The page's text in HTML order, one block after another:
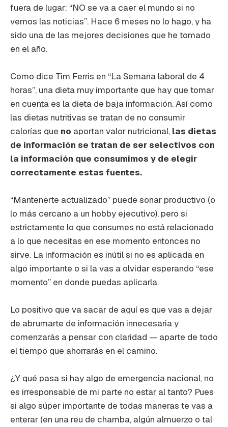
fuera de lugar: “NO se va a caer el mundo si no
vemos las noticias”. Hace 6 meses no lo hago, y ha
sido una de las mejores decisiones que he tomado
en el año.
Como dice Tim Ferris en “La Semana laboral de 4
horas”, una dieta muy importante que hay que tomar
en cuenta es la dieta de baja información. Así como
las dietas nutritivas se tratan de no consumir
calorías que no aportan valor nutricional, las dietas
de información se tratan de ser selectivos con
la información que consumimos y de elegir
correctamente estas fuentes.
“Mantenerte actualizado” puede sonar productivo (o
lo más cercano a un hobby ejecutivo), pero si
estrictamente lo que consumes no está relacionado
a lo que necesitas en ese momento entonces no
sirve. La información es inútil si no es aplicada en
algo importante o si la vas a olvidar esperando “ese
momento” en donde puedas aplicarla.
Lo positivo que va sacar de aquí es que vas a dejar
de abrumarte de información innecesaria y
comenzarás a pensar con claridad — aparte de todo
el tiempo que ahorrarás en el camino.
¿Y qué pasa si hay algo de emergencia nacional, no
es irresponsable de mi parte no estar al tanto? Pues
si algo súper importante de todas maneras te vas a
enterar (en una reu de chamba, algún almuerzo o tal